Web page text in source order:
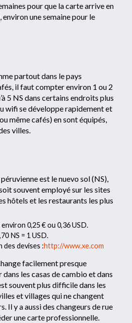
pour que la carte arrive en
une semaine pour le
partout dans le pays
il faut compter environ 1 ou 2
5 NS dans certains endroits plus
wifi se développe rapidement et
même cafés) en sont équipés,
villes.
est le nuevo sol (NS),
souvent employé sur les sites
hôtels et les restaurants les plus
0,25 € ou 0,36 USD.
NS = 1 USD.
des devises :http://www.xe.com
facilement presque
les casas de cambio et dans
souvent plus difficile dans les
et villages qui ne changent
Il y a aussi des changeurs de rue
une carte professionnelle.